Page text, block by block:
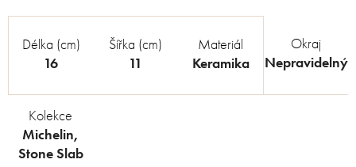
Délka (cm)
16
Šířka (cm)
11
Materiál
Keramika
Okraj
Nepravidelný
Kolekce
Michelin,
Stone Slab